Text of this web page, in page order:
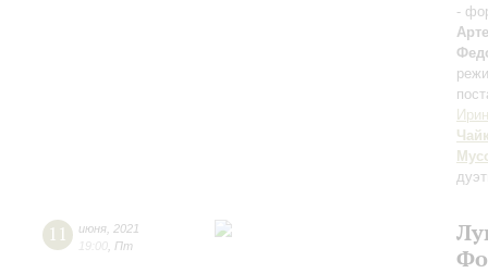
-
11 июня 2021
19:00 Пт